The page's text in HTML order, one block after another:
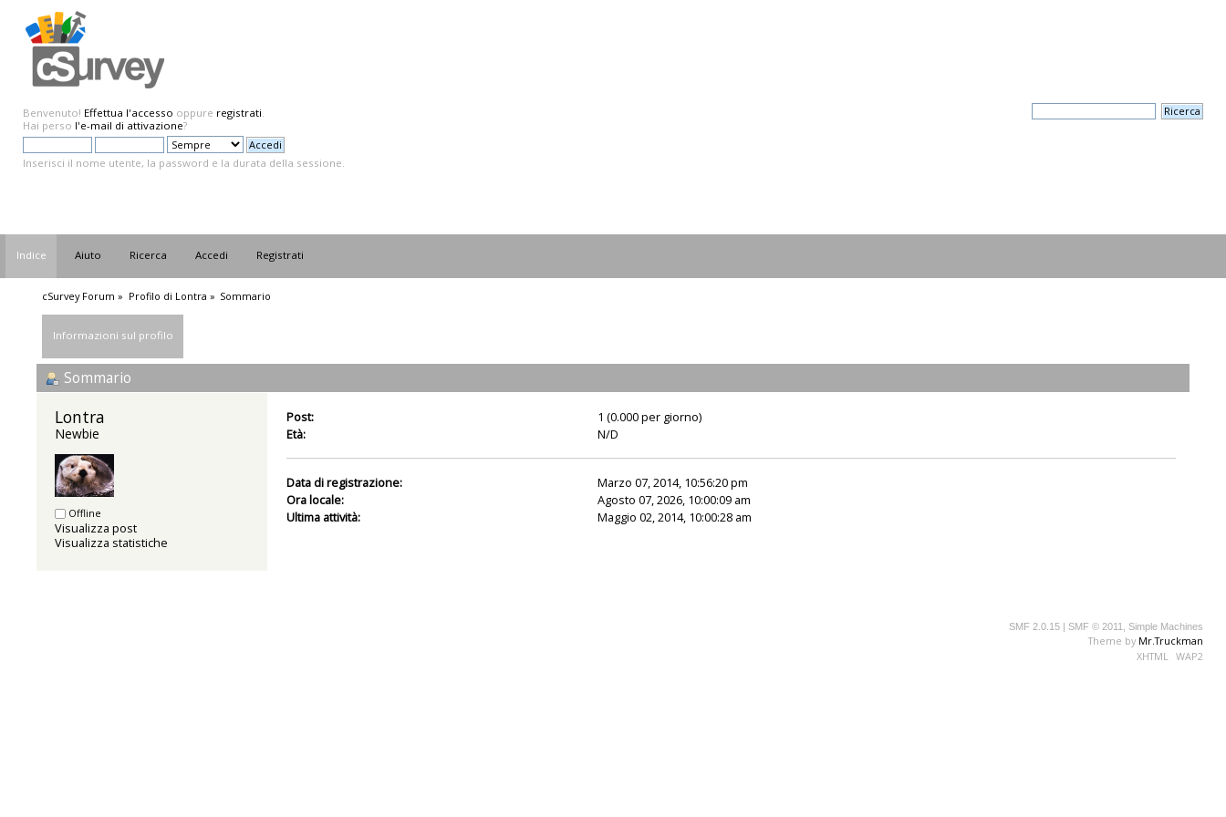
Benvenuto! Effettua l'accesso oppure registrati.
Hai perso l'e-mail di attivazione?
Inserisci il nome utente, la password e la durata della sessione.
Indice Aiuto Ricerca Accedi Registrati
cSurvey Forum » Profilo di Lontra » Sommario
Informazioni sul profilo
Sommario
Lontra
Newbie
Offline
Visualizza post
Visualizza statistiche
Post:
1 (0.000 per giorno)
Età:
N/D
Data di registrazione:
Marzo 07, 2014, 10:56:20 pm
Ora locale:
Agosto 07, 2026, 10:00:09 am
Ultima attività:
Maggio 02, 2014, 10:00:28 am
SMF 2.0.15 | SMF © 2011 Simple Machines
Theme by Mr.Truckman
XHTML
WAP2